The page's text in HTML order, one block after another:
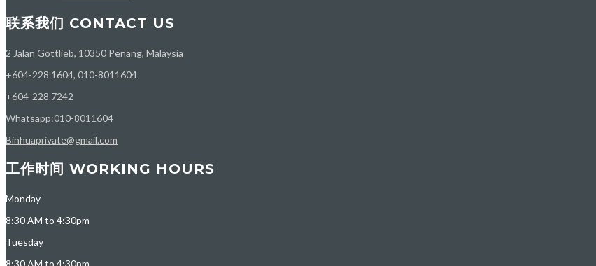
联系我们 CONTACT US
2 Jalan Gottlieb, 10350 Penang, Malaysia
+604-228 1604, 010-8011604
+604-228 7242
Whatsapp:010-8011604
Binhuaprivate@gmail.com
工作时间 WORKING HOURS
Monday
8:30 AM to 4:30pm
Tuesday